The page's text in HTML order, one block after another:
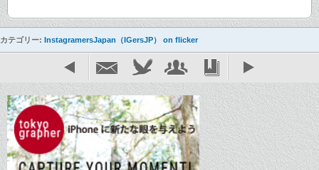
カテゴリー: InstagramersJapan（IGersJP） on flicker